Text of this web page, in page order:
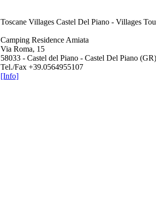
Toscane Villages Castel Del Piano - Villages
Camping Residence Amiata
Via Roma, 15
58033 - Castel del Piano - Castel Del Piano (GR)
Tel./Fax +39.0564955107
[Info]